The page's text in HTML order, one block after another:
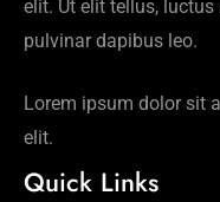
elit. Ut elit tellus,
pulvinar dapibus leo.
Lorem ipsum dolor sit
elit.
Quick Links